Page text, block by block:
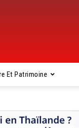
Et Patrimoine